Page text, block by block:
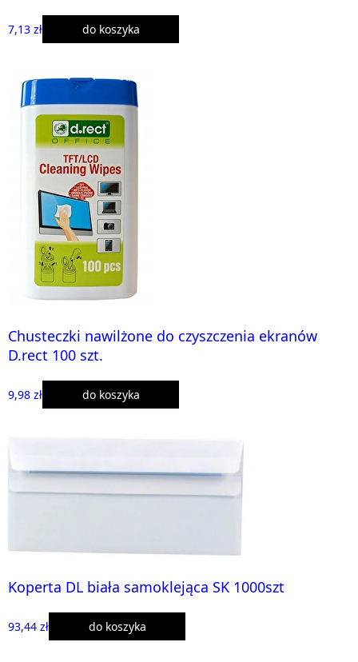
7,13 zł do koszyka
Chusteczki nawilżone do czyszczenia ekranów
D.rect 100 szt.
9,98 zł do koszyka
Koperta DL biała samoklejąca SK 1000szt
93,44 zł do koszyka